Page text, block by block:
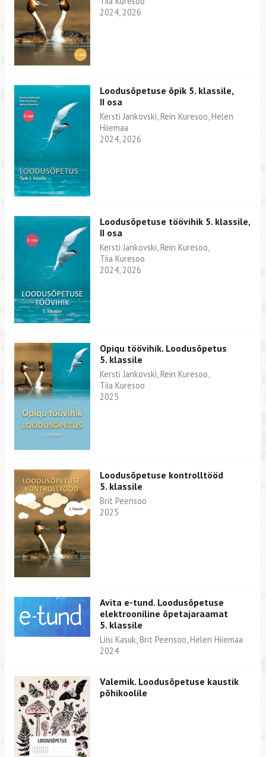
2024, 2026
Loodusõpetuse õpik 5. klassile,
II osa
Kersti Jankovski, Rein Kuresoo, Helen
Hiiemaa
2024, 2026
Loodusõpetuse töövihik 5. klassile,
II osa
Kersti Jankovski, Rein Kuresoo,
Tiia Kuresoo
2024, 2026
Opiqu töövihik. Loodusõpetus
5. klassile
Kersti Jankovski, Rein Kuresoo,
Tiia Kuresoo
2025
Loodusõpetuse kontrolltööd
5. klassile
Brit Peensoo
2025
Avita e-tund. Loodusõpetuse
elektrooniline õpetajaraamat
5. klassile
Liisi Kasuk, Brit Peensoo, Helen Hiiemaa
2024
Valemik. Loodusõpetuse kaustik
põhikoolile